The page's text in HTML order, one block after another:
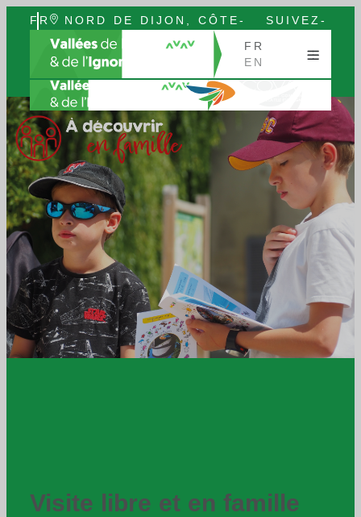
FR
EN
NORD DE DIJON, CÔTE-
D’OR, BOURGOGNE
SUIVEZ-
FR
EN
Visite libre et en famille